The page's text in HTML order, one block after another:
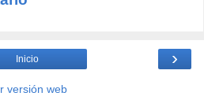
›
Inicio
versión web